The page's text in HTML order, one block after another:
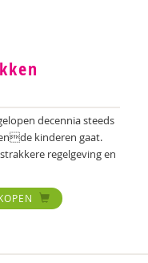
decennia steeds
kinderen gaat.
regelgeving en